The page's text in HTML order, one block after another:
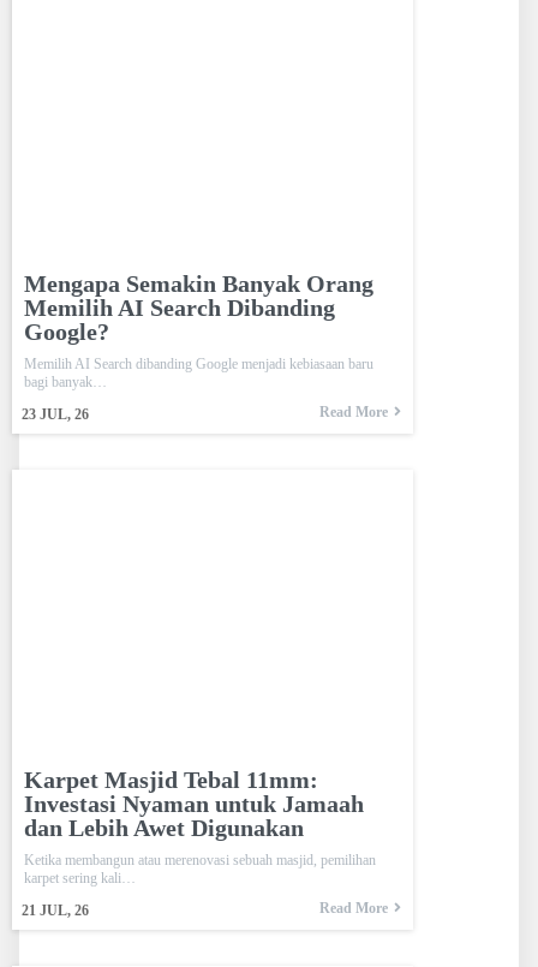
Mengapa Semakin Banyak Orang
Memilih AI Search Dibanding
Google?
23 JUL, 26
Memilih AI Search dibanding Google menjadi kebiasaan baru
bagi banyak…
Read More
Karpet Masjid Tebal 11mm:
Investasi Nyaman untuk Jamaah
dan Lebih Awet Digunakan
21 JUL, 26
Ketika membangun atau merenovasi sebuah masjid, pemilihan
karpet sering kali…
Read More